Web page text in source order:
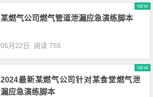
某燃气公司燃气管道泄漏应急演练脚本
NEW
05月22日 阅读 755
2024最新某燃气公司针对某食堂燃气泄
漏应急演练脚本
NEW